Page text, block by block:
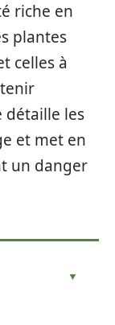
riche en
plantes
celles à
détaille les
et met en
un danger